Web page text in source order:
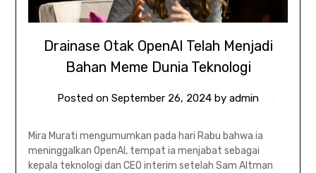
Drainase Otak OpenAI Telah Menjadi
Bahan Meme Dunia Teknologi
Posted on September 26, 2024 by admin
Mira Murati mengumumkan pada hari Rabu bahwa ia
meninggalkan OpenAI, tempat ia menjabat sebagai
kepala teknologi dan CEO interim setelah Sam Altman